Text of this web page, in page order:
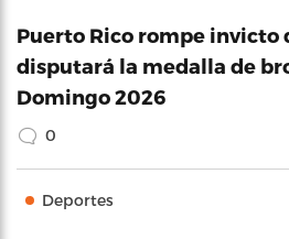
Puerto Rico rompe invicto
disputará la medalla de
Domingo 2026
0
Deportes